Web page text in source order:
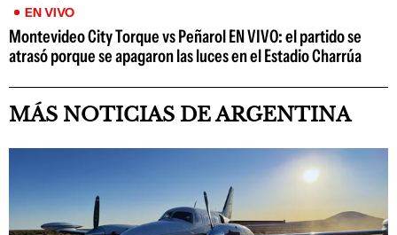
EN VIVO
Montevideo City Torque vs Peñarol EN VIVO: el partido se
atrasó porque se apagaron las luces en el Estadio Charrúa
MÁS NOTICIAS DE ARGENTINA